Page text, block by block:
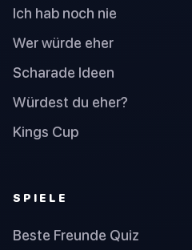
Ich hab noch nie
Wer würde eher
Scharade Ideen
Würdest du eher?
Kings Cup
SPIELE
Beste Freunde Quiz